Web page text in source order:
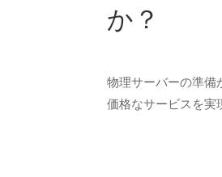
か？
物理サーバーの準備
価格なサービスを実